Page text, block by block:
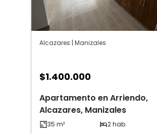
Alcazares | Manizales
$1.400.000
Apartamento en Arriendo,
Alcazares, Manizales